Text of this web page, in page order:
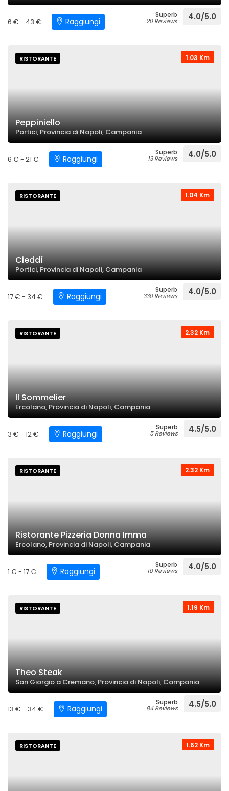
6 € - 43 € Raggiungi
Superb
20 Reviews 4.0/5.0
1.03 Km
RISTORANTE
Peppiniello
Portici, Provincia di Napoli, Campania
6 € - 21 € Raggiungi
Superb
13 Reviews 4.0/5.0
1.04 Km
RISTORANTE
Cieddí
Portici, Provincia di Napoli, Campania
17 € - 34 € Raggiungi
Superb
330 Reviews 4.0/5.0
2.32 Km
RISTORANTE
Il Sommelier
Ercolano, Provincia di Napoli, Campania
3 € - 12 € Raggiungi
Superb
5 Reviews 4.5/5.0
2.32 Km
RISTORANTE
Ristorante Pizzeria Donna Imma
Ercolano, Provincia di Napoli, Campania
1 € - 17 € Raggiungi
Superb
10 Reviews 4.0/5.0
1.19 Km
RISTORANTE
Theo Steak
San Giorgio a Cremano, Provincia di Napoli, Campania
13 € - 34 € Raggiungi
Superb
84 Reviews 4.5/5.0
1.62 Km
RISTORANTE